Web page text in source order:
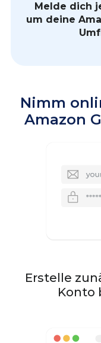
Melde dich
um deine
Nimm
Amazon
Erstelle
Konto